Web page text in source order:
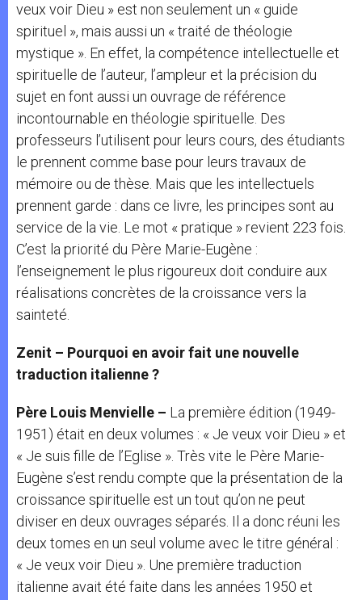
veux voir Dieu » est non seulement un « guide
spirituel », mais aussi un « traité de théologie
mystique ». En effet, la compétence intellectuelle et
spirituelle de l’auteur, l’ampleur et la précision du
sujet en font aussi un ouvrage de référence
incontournable en théologie spirituelle. Des
professeurs l’utilisent pour leurs cours, des étudiants
le prennent comme base pour leurs travaux de
mémoire ou de thèse. Mais que les intellectuels
prennent garde : dans ce livre, les principes sont au
service de la vie. Le mot « pratique » revient 223 fois.
C’est la priorité du Père Marie-Eugène :
l’enseignement le plus rigoureux doit conduire aux
réalisations concrètes de la croissance vers la
sainteté.
Zenit – Pourquoi en avoir fait une nouvelle
traduction italienne ?
Père Louis Menvielle – La première édition (1949-
1951) était en deux volumes : « Je veux voir Dieu » et
« Je suis fille de l’Eglise ». Très vite le Père Marie-
Eugène s’est rendu compte que la présentation de la
croissance spirituelle est un tout qu’on ne peut
diviser en deux ouvrages séparés. Il a donc réuni les
deux tomes en un seul volume avec le titre général :
« Je veux voir Dieu ». Une première traduction
italienne avait été faite dans les années 1950 et